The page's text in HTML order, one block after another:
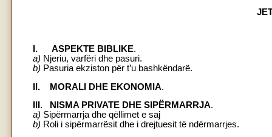
I. ASPEKTE BIBLIKE.
a) Njeriu, varfëri dhe pasuri.
b) Pasuria ekziston për t’u bashkëndarë.
II. MORALI DHE EKONOMIA.
III. NISMA PRIVATE DHE SIPËRMARRJA.
a) Sipërmarrja dhe qëllimet e saj
b) Roli i sipërmarrësit dhe i drejtuesit të ndërmarrjes.